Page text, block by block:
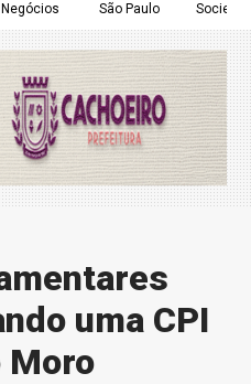
Negócios São Paulo
uma CPI
Moro